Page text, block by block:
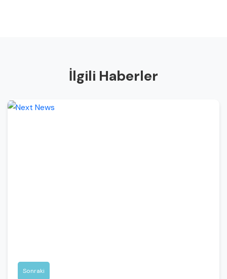
İlgili Haberler
Sonraki